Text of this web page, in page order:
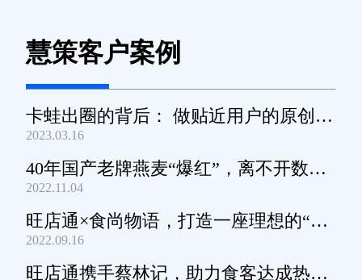
慧策客户案例
卡蛙出圈的背后： 做贴近用户的原创小
家电
2023.03.16
40年国产老牌燕麦“爆红”，离不开数字
化工具的支撑
2022.11.04
旺店通×食尚物语，打造一座理想的“零
食王国”
2022.09.16
旺店通携手蔡林记，助力食客达成热干